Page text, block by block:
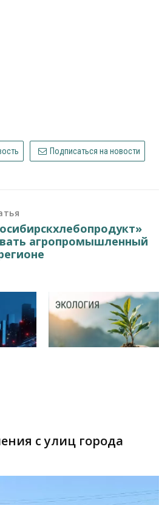
Подписаться на новости
агропромышленный
с улиц города